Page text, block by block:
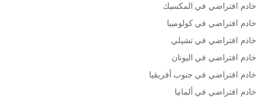
خادم افتراضي في المكسيك
خادم افتراضي في كولومبيا
خادم افتراضي في تشيلي
خادم افتراضي في اليونان
خادم افتراضي في جنوب أفريقيا
خادم افتراضي في ألمانيا